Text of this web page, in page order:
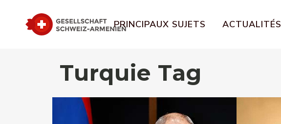
PRINCIPAUX SUJETS ACTUALITÉS
Turquie Tag